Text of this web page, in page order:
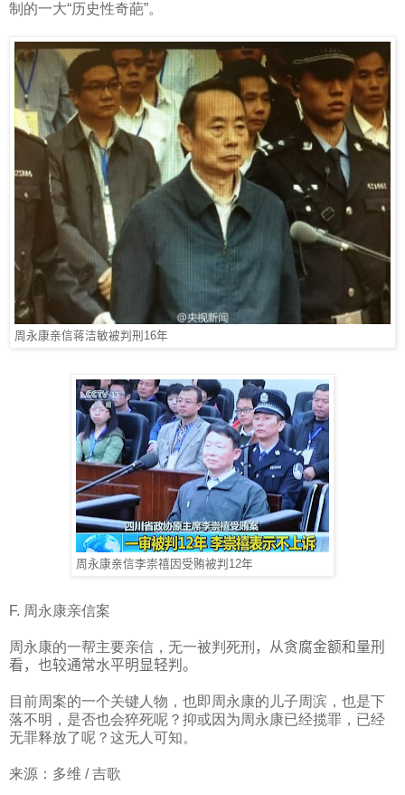
制的一大“历史性奇葩”。
周永康亲信蒋洁敏被判刑16年
周永康亲信李崇禧因受贿被判12年
F. 周永康亲信案
周永康的一帮主要亲信，无一被判死刑 ，
从贪腐金额和量刑
看，也较通常水平明显轻判。
目前周案的一个关键人物，也即周永康的儿子周滨，也是下
落不明，是否也会猝死呢？抑或因为周永康已经揽罪，已经
无罪释放了呢？这无人可知。
来源：多维 /吉歌